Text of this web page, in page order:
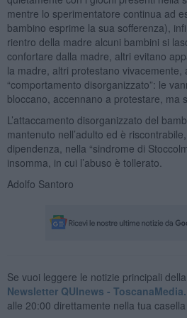
mentre lo sperimentatore continua ad
bambino esprime la sua sofferenza),
rientro della madre alcuni bambini si
confortare dalla madre, altri evitano
la madre, altri protestano vivacemente,
“comportamento disorganizzato”: le
bloccano, accennano a protestare, ma
L’attaccamento disorganizzato del
mantenuto nell’adulto ed è
dipendenza, nella “sindrome di
insomma, in cui l’abuso è tollerato.
Adolfo Santoro
Se vuoi leggere le notizie principali
Newsletter QUInews - ToscanaMedia.
alle 20:00 direttamente nella tua casella